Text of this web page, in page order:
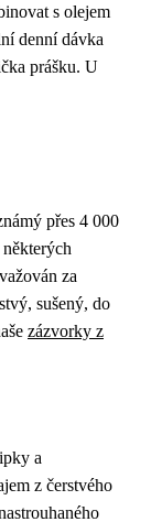
s olejem
denní dávka
prášku. U
přes 4 000
za
sušený, do
zázvorky z
a
z čerstvého